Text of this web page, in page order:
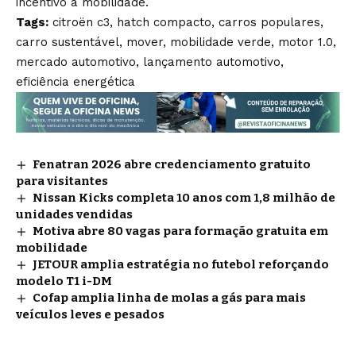
Tags: citroën c3, hatch compacto, carros populares,
carro sustentável, mover, mobilidade verde, motor 1.0,
mercado automotivo, lançamento automotivo,
eficiência energética
Fenatran 2026 abre credenciamento gratuito
para visitantes
Nissan Kicks completa 10 anos com 1,8 milhão de
unidades vendidas
Motiva abre 80 vagas para formação gratuita em
mobilidade
JETOUR amplia estratégia no futebol reforçando
modelo T1 i-DM
Cofap amplia linha de molas a gás para mais
veículos leves e pesados